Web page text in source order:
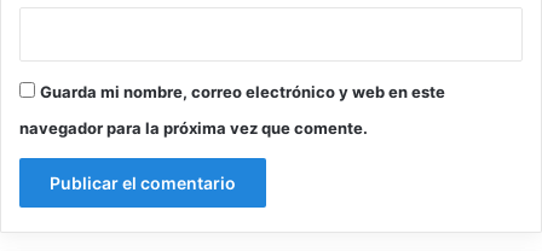
r
r
Guarda mi nombre, correo electrónico y web en este
navegador para la próxima vez que comente.